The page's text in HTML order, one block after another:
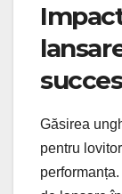
Găsirea
pentru